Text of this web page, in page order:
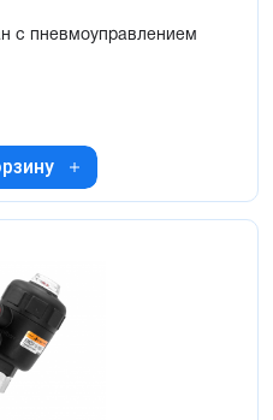
с пневмоуправлением